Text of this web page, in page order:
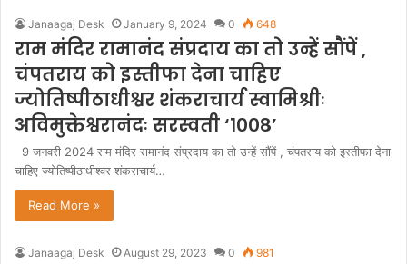
Janaagaj Desk January 9, 2024 0 648
राम मंदिर रामानंद संप्रदाय का तो उन्हें सौंपें ,
चंपतराय को इस्तीफा देना चाहिए
ज्योतिष्पीठाधीश्वर शंकराचार्य स्वामिश्रीः
अविमुक्तेश्वरानंदः सरस्वती ‘१००८’
9 जनवरी 2024 राम मंदिर रामानंद संप्रदाय का तो उन्हें सौंपें , चंपतराय को इस्तीफा देना
चाहिए ज्योतिष्पीठाधीश्वर शंकराचार्य…
Read More »
Janaagaj Desk August 29, 2023 0 981